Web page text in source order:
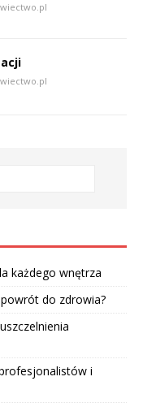
każdego wnętrza
do zdrowia?
i